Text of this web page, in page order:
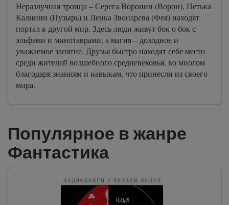
Неразлучная троица – Серега Воронин (Ворон), Петька
Калинин (Пузырь) и Ленка Звонарева (Фея) находят
портал в другой мир. Здесь люди живут бок о бок с
эльфами и минотаврами, а магия – доходное и
уважаемое занятие. Друзья быстро находят себе место
среди жителей волшебного средневековья, во многом
благодаря знаниям и навыкам, что принесли из своего
мира.
Популярное в жанре
Фантастика